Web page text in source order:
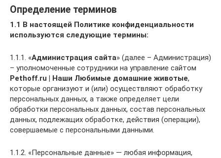
Определение терминов
1.1 В настоящей Политике конфиденциальности
используются следующие термины:
1.1.1. «Администрация сайта» (далее – Администрация)
– уполномоченные сотрудники на управление сайтом
Pethoff.ru | Наши Любимые домашние животые,
которые организуют и (или) осуществляют обработку
персональных данных, а также определяет цели
обработки персональных данных, состав персональных
данных, подлежащих обработке, действия (операции),
совершаемые с персональными данными.
1.1.2. «Персональные данные» — любая информация,